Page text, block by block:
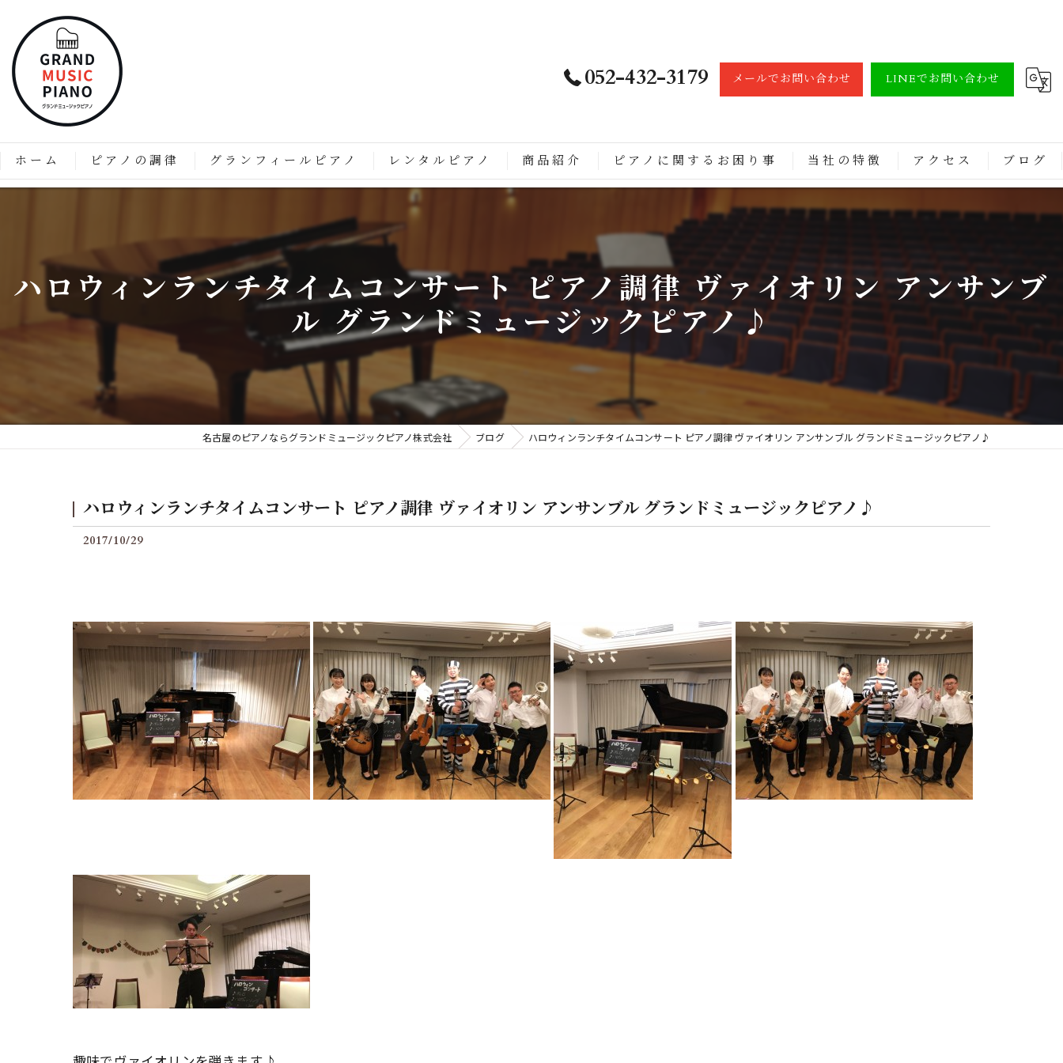
052-432-3179 メールでお問い合わせ LINEでお問い合わせ
ホーム ピアノの調律
価格表
グランフィールピアノ
グランフィールピアノの特徴
グランフィールピアノのここがすごい
グランドピアノのようなアップライトピアノに生まれ変わるまでの流れ
後付けグランフィールの料金
レンタルピアノ 商品紹介 ピアノに関するお困り事 当社の特徴
調律
修理
レンタル
アクセス ブログ
ハロウィンランチタイムコンサート ピアノ調律 ヴァイオリン アンサンブ
ル グランドミュージックピアノ♪
名古屋のピアノならグランドミュージックピアノ株式会社 ブログ ハロウィンランチタイムコンサート ピアノ調律 ヴァイオリン アンサンブル グランドミュージックピアノ♪
ハロウィンランチタイムコンサート ピアノ調律 ヴァイオリン アンサンブル グランドミュージックピアノ♪
2017/10/29